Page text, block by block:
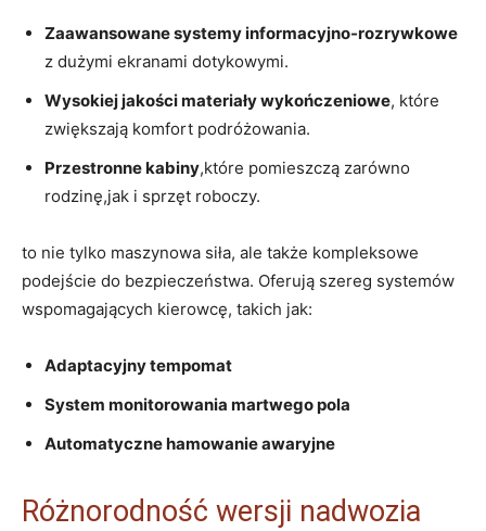
Zaawansowane systemy informacyjno-rozrywkowe
z dużymi ekranami dotykowymi.
Wysokiej jakości materiały wykończeniowe, które
zwiększają komfort podróżowania.
Przestronne kabiny,które pomieszczą zarówno
rodzinę,jak i sprzęt roboczy.
to nie tylko maszynowa siła, ale także kompleksowe
podejście do bezpieczeństwa. Oferują szereg systemów
wspomagających kierowcę, takich jak:
Adaptacyjny tempomat
System monitorowania martwego pola
Automatyczne hamowanie awaryjne
Różnorodność wersji nadwozia